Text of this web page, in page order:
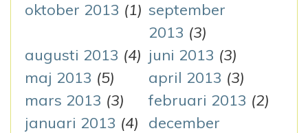
oktober 2013 (1) september
2013 (3)
augusti 2013 (4) juni 2013 (3)
maj 2013 (5) april 2013 (3)
mars 2013 (3) februari 2013 (2)
januari 2013 (4)
december